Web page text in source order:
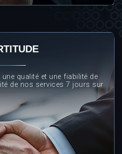
qualité et une fiabilité de
de nos services 7 jours sur